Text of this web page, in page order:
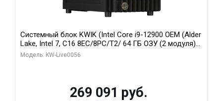
Системный блок KWIK (Intel Core i9-12900 OEM (Alder
Lake, Intel 7, C16 8EC/8PC/T2/ 64 ГБ ОЗУ (2 модуля)/
Palit RTX5080 INFINITY 3 OC 16GB GDDR7 256bit 3xDP
Модель: KW-Live0056
269 091 руб.